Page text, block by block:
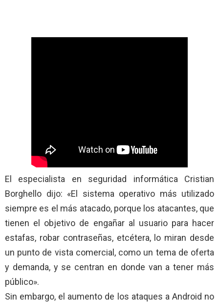
El especialista en seguridad informática Cristian
Borghello dijo: «El sistema operativo más utilizado
siempre es el más atacado, porque los atacantes, que
tienen el objetivo de engañar al usuario para hacer
estafas, robar contraseñas, etcétera, lo miran desde
un punto de vista comercial, como un tema de oferta
y demanda, y se centran en donde van a tener más
público».
Sin embargo, el aumento de los ataques a Android no